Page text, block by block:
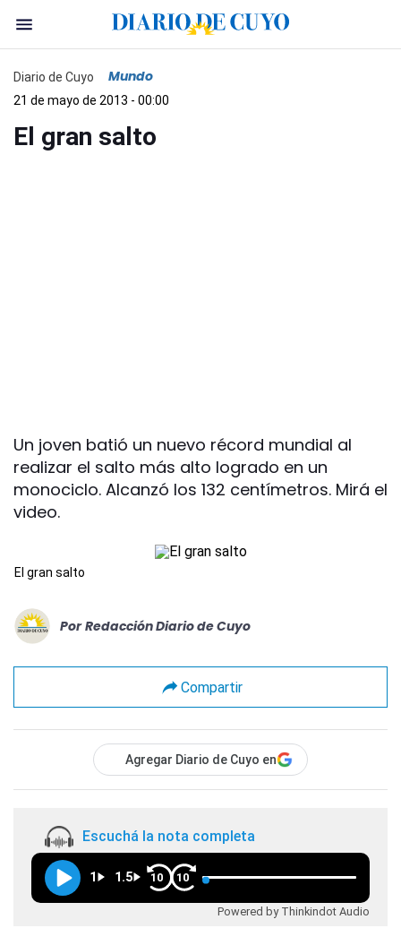
Diario de Cuyo Mundo
21 de mayo de 2013 - 00:00
El gran salto
Un joven batió un nuevo récord mundial al
realizar el salto más alto logrado en un
monociclo. Alcanzó los 132 centímetros. Mirá el
video.
El gran salto
Por Redacción Diario de Cuyo
Compartir
Agregar Diario de Cuyo en
Escuchá la nota completa
1 1.5 10 10
Powered by Thinkindot Audio